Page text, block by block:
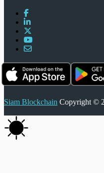
Siam Blockchain Copyright ©